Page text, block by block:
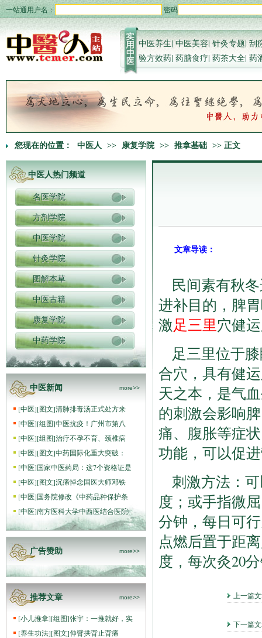
一站通用户名： 密码
中医养生|中医美容|针灸专题|刮
验方效药| 药膳食疗| 药茶大全| 药
您现在的位置： 中医人 >> 康复学院 >> 推拿基础 >> 正文
中医人热门频道
名医学院
方剂学院
中医学院
针灸学院
图解本草
中医古籍
康复学院
中药学院
中医新闻 more>>
[中医][图文]清肺排毒汤正式处方来
[中医][组图]中医抗疫！广州市第八
[中医][组图]治疗不孕不育、颈椎病
[中医][图文]中药国际化重大突破：
[中医]国家中医药局：这7个资格证是
[中医][图文]沉痛悼念国医大师邓铁
[中医]国务院修改《中药品种保护条
[中医]南方医科大学中西医结合医院
广告赞助 more>>
推荐文章 more>>
[小儿推拿][组图]张宇：一推就好，实
[养生功法][图文]伸臂拱背止背痛
文章导读：
民间素有秋
进补目的，脾
激足三里穴健
足三里位于
合穴，具有健
天之本，是气
的刺激会影响
痛、腹胀等症
功能，可以促
刺激方法：
度；或手指微
分钟，每日可
点燃后置于距
度，每次灸20
上一篇
下一篇